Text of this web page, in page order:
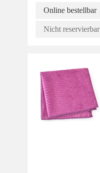
Online bestellbar
Nicht reservierbar